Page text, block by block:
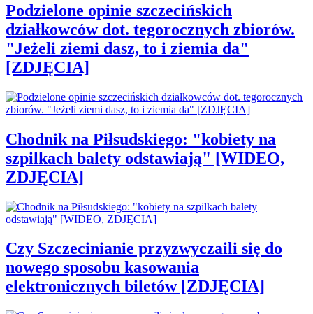
Podzielone opinie szczecińskich
działkowców dot. tegorocznych zbiorów.
"Jeżeli ziemi dasz, to i ziemia da"
[ZDJĘCIA]
Chodnik na Piłsudskiego: "kobiety na
szpilkach balety odstawiają" [WIDEO,
ZDJĘCIA]
Czy Szczecinianie przyzwyczaili się do
nowego sposobu kasowania
elektronicznych biletów [ZDJĘCIA]